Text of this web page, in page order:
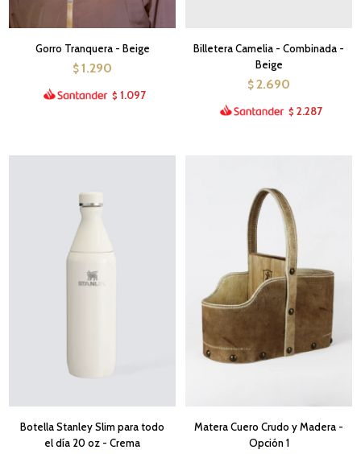
Gorro Tranquera - Beige
$ 1.290
$ 1.097
Billetera Camelia - Combinada -
Beige
$ 2.690
$ 2.287
Botella Stanley Slim para todo
el día 20 oz - Crema
Matera Cuero Crudo y Madera -
Opción 1